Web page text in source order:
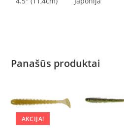
Panašūs produktai
AKCIJA!